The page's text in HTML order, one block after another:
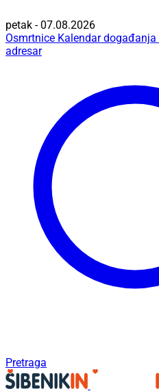
petak - 07.08.2026
Osmrtnice Kalendar događanja
adresar
Pretraga